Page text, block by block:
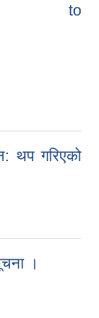
01 to
थप गरिएको
।